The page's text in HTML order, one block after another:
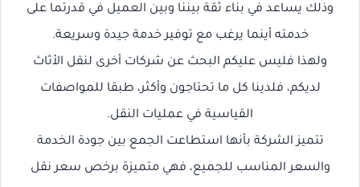
وذلك يساعد في بناء ثقة بيننا وبين العميل في قدرتما على
خدمته أينما يرغب مع توفير خدمة جيدة وسريعة.
ولهذا فليس عليكم البحث عن شركات أخرى لنقل الأثاث
لديكم، فلدينا كل ما تحتاجون وأكثر، طبقا للمواصفات
القياسية في عمليات النقل.
تتميز الشركة بأنها استطاعت الجمع بين جودة الخدمة
والسعر المناسب للجميع، فهي متميزة برخص سعر نقل